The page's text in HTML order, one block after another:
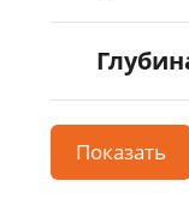
Показать